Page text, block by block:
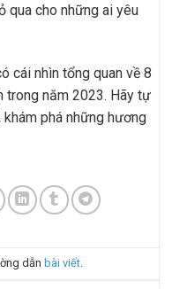
qua cho những ai yêu
cái nhìn tổng quan về 8
trong năm 2023. Hãy tự
phá những hương
dẫn bài viết